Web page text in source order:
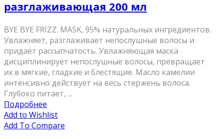
разглаживающая 200 мл
BYE BYE FRIZZ. MASK, 95% натуральных ингредиентов.
Увлажняет, разглаживает непослушные волосы и
придаёт рассыпчатость. Увлажняющая маска
дисциплинирует непослушные волосы, превращает
их в мягкие, гладкие и блестящие. Масло камелии
интенсивно действует на весь стержень волоса.
Глубоко питает, ...
Подробнее
Add to Wishlist
Add To Compare